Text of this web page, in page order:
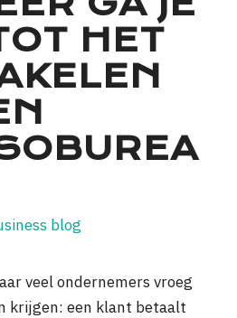
HET
blog
veel ondernemers vroeg
krijgen: een klant betaalt